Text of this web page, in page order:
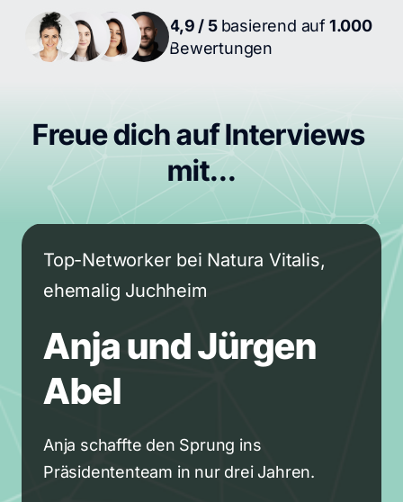
4,9 / 5 basierend auf
1.000
Bewertungen
Freue dich auf Interviews
mit...
Top-Networker bei Natura Vitalis,
ehemalig Juchheim
Anja und Jürgen
Abel
Anja schaffte den Sprung ins
Präsidententeam in nur drei Jahren.